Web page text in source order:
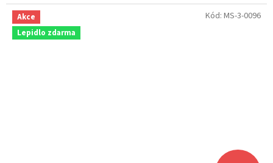
Akce
Lepidlo zdarma
Kód: MS-3-0096